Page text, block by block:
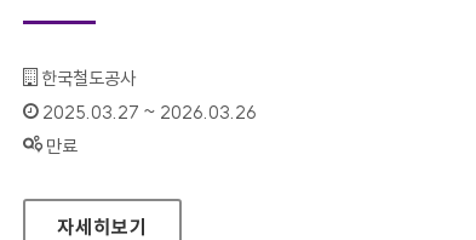
기관명 :
한국철도공사
인증기간 :
2025.03.27 ~ 2026.03.26
상태 :
만료
코레일 지하철톡(ANDROID 1.1.22)
자세히보기